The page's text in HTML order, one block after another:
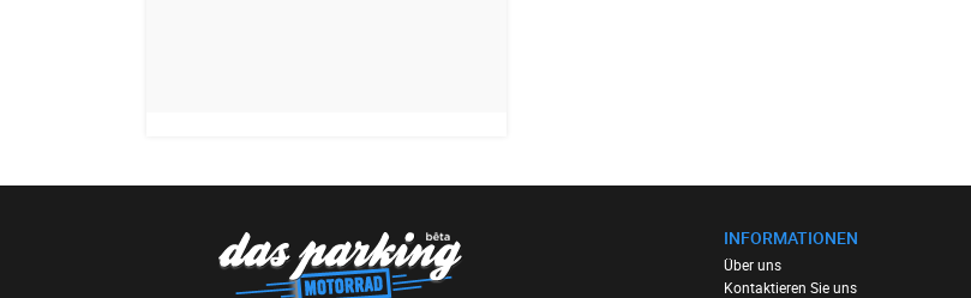
INFORMATIONEN
Über uns
Kontaktieren Sie uns